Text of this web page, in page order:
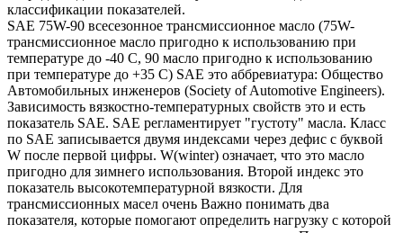
классификации показателей.
SAE 75W-90 всесезонное трансмиссионное масло (75W-
трансмиссионное масло пригодно к использованию при
температуре до -40 С, 90 масло пригодно к использованию
при температуре до +35 С) SAE это аббревиатура: Общество
Автомобильных инженеров (Society of Automotive Engineers).
Зависимость вязкостно-температурных свойств это и есть
показатель SAE. SAE регламентирует "густоту" масла. Класс
по SAE записывается двумя индексами через дефис с буквой
W после первой цифры. W(winter) означает, что это масло
пригодно для зимнего использования. Второй индекс это
показатель высокотемпературной вязкости. Для
трансмиссионных масел очень Важно понимать два
показателя, которые помогают определить нагрузку с которой